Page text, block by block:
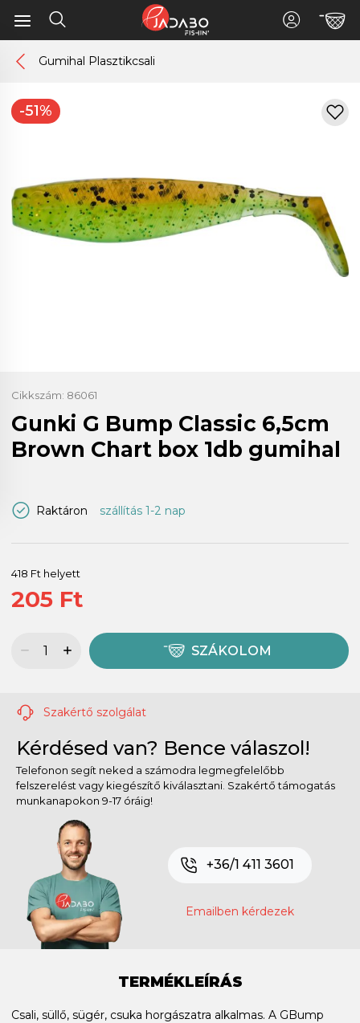
Gumihal Plasztikcsali
-51%
Cikkszám: 86061
Gunki G Bump Classic 6,5cm
Brown Chart box 1db gumihal
Raktáron szállítás 1-2 nap
418 Ft helyett
205 Ft
SZÁKOLOM
Szakértő szolgálat
Kérdésed van? Bence válaszol!
Telefonon segít neked a számodra legmegfelelőbb
felszerelést vagy kiegészítő kiválasztani. Szakértő támogatás
munkanapokon 9-17 óráig!
+36/1 411 3601
Emailben kérdezek
TERMÉKLEÍRÁS
Csali, süllő, sügér, csuka horgászatra alkalmas. A GBump